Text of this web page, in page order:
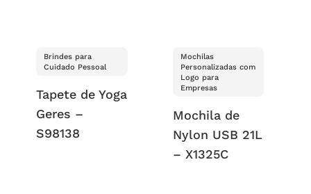
Brindes para
Cuidado Pessoal
Tapete de Yoga
Geres –
S98138
Mochilas
Personalizadas com
Logo para
Empresas
Mochila de
Nylon USB 21L
– X1325C